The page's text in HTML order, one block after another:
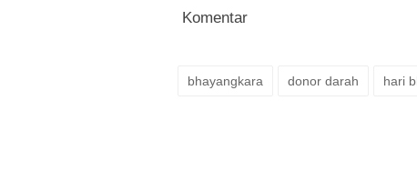
Komentar
bhayangkara donor darah hari